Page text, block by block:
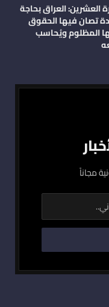
العشرين: العراق بحاجة
تصان فيها الحقوق
المظلوم ويُحاسب
مجاناً